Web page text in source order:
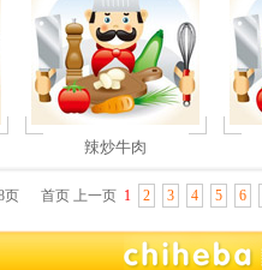
辣炒牛肉
页 首页 上一页 1 2 3 4 5 6